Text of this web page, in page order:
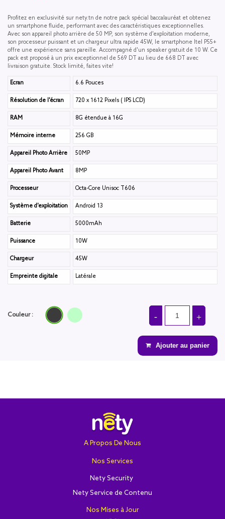
Profitez en exclusivité sur nety.tn de notre pack spécial baccalauréat et obtenez
un smartphone fluide, performant avec des caractéristiques exceptionnelles.
Avec son appareil photo arrière de 50 MP, son système d'exploitation moderne,
son processeur puissant et un chargeur ultra rapide 45W, le smartphone Itel P55+
offre une expérience sans pareille. Accompagné d'un speaker gratuit de 10 W. Ce
pack est proposé à un prix exceptionnel de 569 DT au lieu de 668 DT avec
livraison gratuite. Stock limité, faites vite!
Ecran 6.6 Pouces
Résolution de l'écran 720 x 1612 Pixels ( IPS LCD)
RAM 8G étendue à 16G
Mémoire interne 256 GB
Appareil Photo Arrière 50MP
Appareil Photo Avant 8MP
Processeur Octa-Core Unisoc T606
Système d'exploitation Android 13
Batterie 5000mAh
Puissance 10W
Chargeur 45W
Empreinte digitale Latérale
Couleur :
Grey GREEN
Ajouter au panier
A Propos De Nous
Nos Services
Nety Security
Nety Service de Contenu
Nos Mises à Jour